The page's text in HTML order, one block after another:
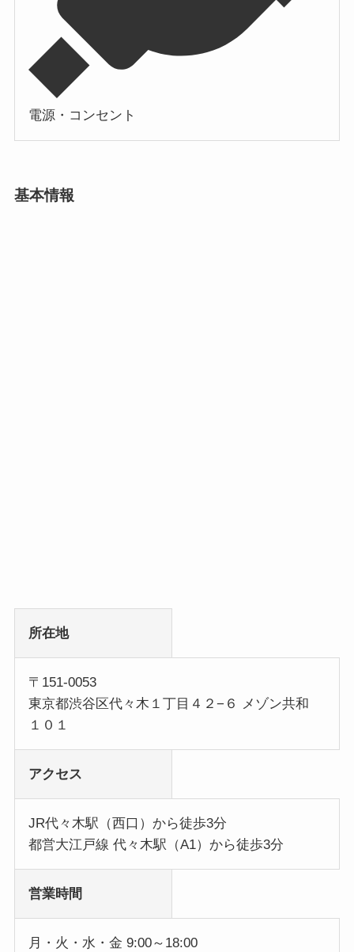
電源・コンセント
基本情報
所在地
〒151-0053
東京都渋谷区代々木１丁目４２−６ メゾン共和
１０１
アクセス
JR代々木駅（西口）から徒歩3分
都営大江戸線 代々木駅（A1）から徒歩3分
営業時間
月・火・水・金 9:00～18:00